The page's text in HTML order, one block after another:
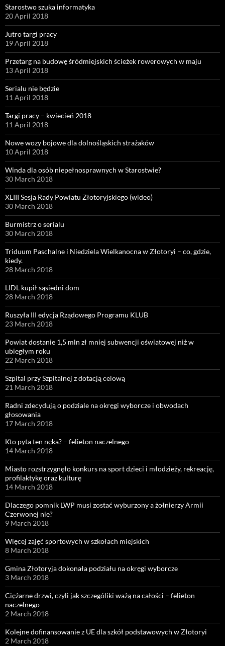
Starostwo szuka informatyka
20 April 2018
Jutro targi pracy
19 April 2018
Przetarg na budowę śródmiejskich ścieżek rowerowych w maju
13 April 2018
Serialu nie będzie
11 April 2018
Targi pracy – kwiecień 2018
11 April 2018
Nowe wozy bojowe dla dolnośląskich strażaków
10 April 2018
Winda dla osób niepełnosprawnych w Starostwie?
30 March 2018
XLIII Sesja Rady Powiatu Złotoryjskiego (wideo)
30 March 2018
Burmistrz o serialu
30 March 2018
Triduum Paschalne i Niedziela Wielkanocna w Złotoryi – co, gdzie,
kiedy.
28 March 2018
LIDL kupił sąsiedni dom
28 March 2018
Ruszyła III edycja Rządowego Programu KLUB
23 March 2018
Powiat dostanie 1,5 mln zł mniej subwencji oświatowej niż w
ubiegłym roku
22 March 2018
Szpital przy Szpitalnej z dotacją celową
21 March 2018
Radni zdecydują o podziale na okręgi wyborcze i obwodach
głosowania
17 March 2018
Kto pyta ten nęka? – felieton naczelnego
14 March 2018
Miasto rozstrzygnęło konkurs na sport dzieci i młodzieży, rekreację,
profilaktykę oraz kulturę
14 March 2018
Dlaczego pomnik LWP musi zostać wyburzony a żołnierzy Armii
Czerwonej nie?
9 March 2018
Więcej zajęć sportowych w szkołach miejskich
8 March 2018
Gmina Złotoryja dokonała podziału na okręgi wyborcze
3 March 2018
Ciężarne drzwi, czyli jak szczególiki ważą na całości – felieton
naczelnego
2 March 2018
Kolejne dofinansowanie z UE dla szkół podstawowych w Złotoryi
2 March 2018